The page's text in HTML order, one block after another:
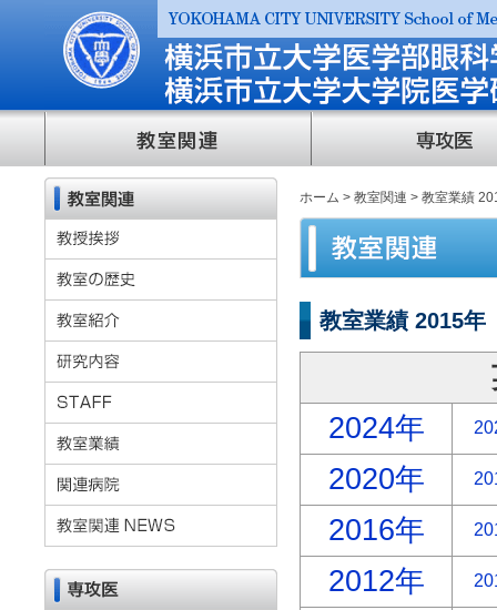
ホーム > 教室関連 > 教室業績
教室業績 2015年
2024年
2020年
2016年
2012年